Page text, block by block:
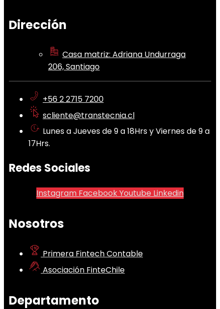
Dirección
Casa matriz: Adriana Undurraga
206, Santiago
+56 2 2715 7200
scliente@transtecnia.cl
Lunes a Jueves de 9 a 18Hrs y Viernes de 9 a
17Hrs.
Redes Sociales
Instagram FacebookYoutube Linkedin
Nosotros
Primera Fintech Contable
Asociación FinteChile
Departamento